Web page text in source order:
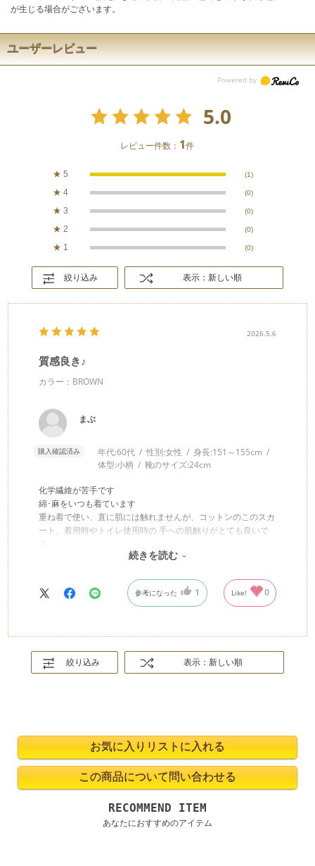
が生じる場合がございます。
ユーザーレビュー
5.0
レビュー件数： 1件
★ 5 (1)
★ 4 (0)
★ 3 (0)
★ 2 (0)
★ 1 (0)
絞り込み 表示：新しい順
2026.5.6
質感良き♪
カラー：BROWN
まぶ
購入確認済み 年代:60代 性別:女性 身長:151～155cm
体型:小柄 靴のサイズ:24cm
化学繊維が苦手です
綿･麻をいつも着ています
重ね着で使い、直に肌には触れませんが、コットンのこのスカ
ート、着用時やトイレ使用時の 手への肌触りがとても良いで
色･丈も良く、外出時は、自然の風景とも馴染んで、使いやす
続きを読む
参考になった 1 Like! 0
絞り込み 表示：新しい順
RECOMMEND ITEM
あなたにおすすめのアイテム